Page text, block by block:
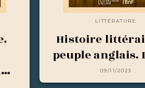
LITTÉRATURE
Histoire
peuple anglais.
09/11/2023